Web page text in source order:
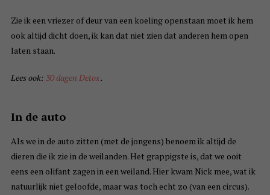
Zie ik een vriezer of deur van een koeling openstaan moet ik hem
ook altijd dicht doen, ik kan dat niet zien dat anderen hem open
laten staan.
Lees ook: 30 dagen Detox.
In de auto
Als we in de auto zitten (met de jongens) benoem ik altijd de
dieren die ik zie in de weilanden. Het grappigste is, dat we ooit
eens een olifant zagen in een weiland. Hier kwam Nick mee, wat ik
natuurlijk niet geloofde, maar was toch echt zo (van een circus).